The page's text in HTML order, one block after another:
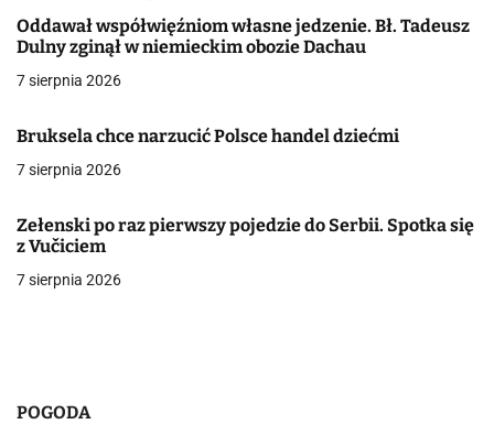
a
c
a
p
i
Oddawał współwięźniom własne jedzenie. Bł. Tadeusz
Dulny zginął w niemieckim obozie Dachau
7 sierpnia 2026
Bruksela chce narzucić Polsce handel dziećmi
7 sierpnia 2026
Zełenski po raz pierwszy pojedzie do Serbii. Spotka się
z Vučiciem
7 sierpnia 2026
POGODA